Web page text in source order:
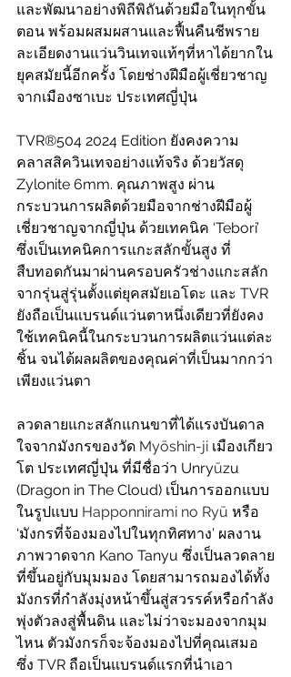
และพัฒนาอย่างพิถีพิถันด้วยมือในทุกขั้น
ตอน พร้อมผสมผสานและฟื้นคืนชีพราย
ละเอียดงานแว่นวินเทจแท้ๆที่หาได้ยากใน
ยุคสมัยนี้อีกครั้ง โดยช่างฝีมือผู้เชี่ยวชาญ
จากเมืองซาเบะ ประเทศญี่ปุ่น
TVR®504 2024 Edition ยังคงความ
คลาสสิควินเทจอย่างแท้จริง ด้วยวัสดุ
Zylonite 6mm. คุณภาพสูง ผ่าน
กระบวนการผลิตด้วยมือจากช่างฝีมือผู้
เชี่ยวชาญจากญี่ปุ่น ด้วยเทคนิค ‘Tebori’
ซึ่งเป็นเทคนิคการแกะสลักขั้นสูง ที่
สืบทอดกันมาผ่านครอบครัวช่างแกะสลัก
จากรุ่นสู่รุ่นตั้งแต่ยุคสมัยเอโดะ และ TVR
ยังถือเป็นแบรนด์แว่นตาหนึ่งเดียวที่ยังคง
ใช้เทคนิคนี้ในกระบวนการผลิตแว่นแต่ละ
ชิ้น จนได้ผลผลิตของคุณค่าที่เป็นมากกว่า
เพียงแว่นตา
ลวดลายแกะสลักแกนขาที่ได้แรงบันดาล
ใจจากมังกรของวัด Myōshin-ji เมืองเกียว
โต ประเทศญี่ปุ่น ที่มีชื่อว่า Unryūzu
(Dragon in The Cloud) เป็นการออกแบบ
ในรูปแบบ Happonnirami no Ryū หรือ
‘มังกรที่จ้องมองไปในทุกทิศทาง’ ผลงาน
ภาพวาดจาก Kano Tanyu ซึ่งเป็นลวดลาย
ที่ขึ้นอยู่กับมุมมอง โดยสามารถมองได้ทั้ง
มังกรที่กำลังมุ่งหน้าขึ้นสู่สวรรค์หรือกำลัง
พุ่งตัวลงสู่พื้นดิน และไม่ว่าจะมองจากมุม
ไหน ตัวมังกรก็จะจ้องมองไปที่คุณเสมอ
ซึ่ง TVR ถือเป็นแบรนด์แรกที่นำเอา